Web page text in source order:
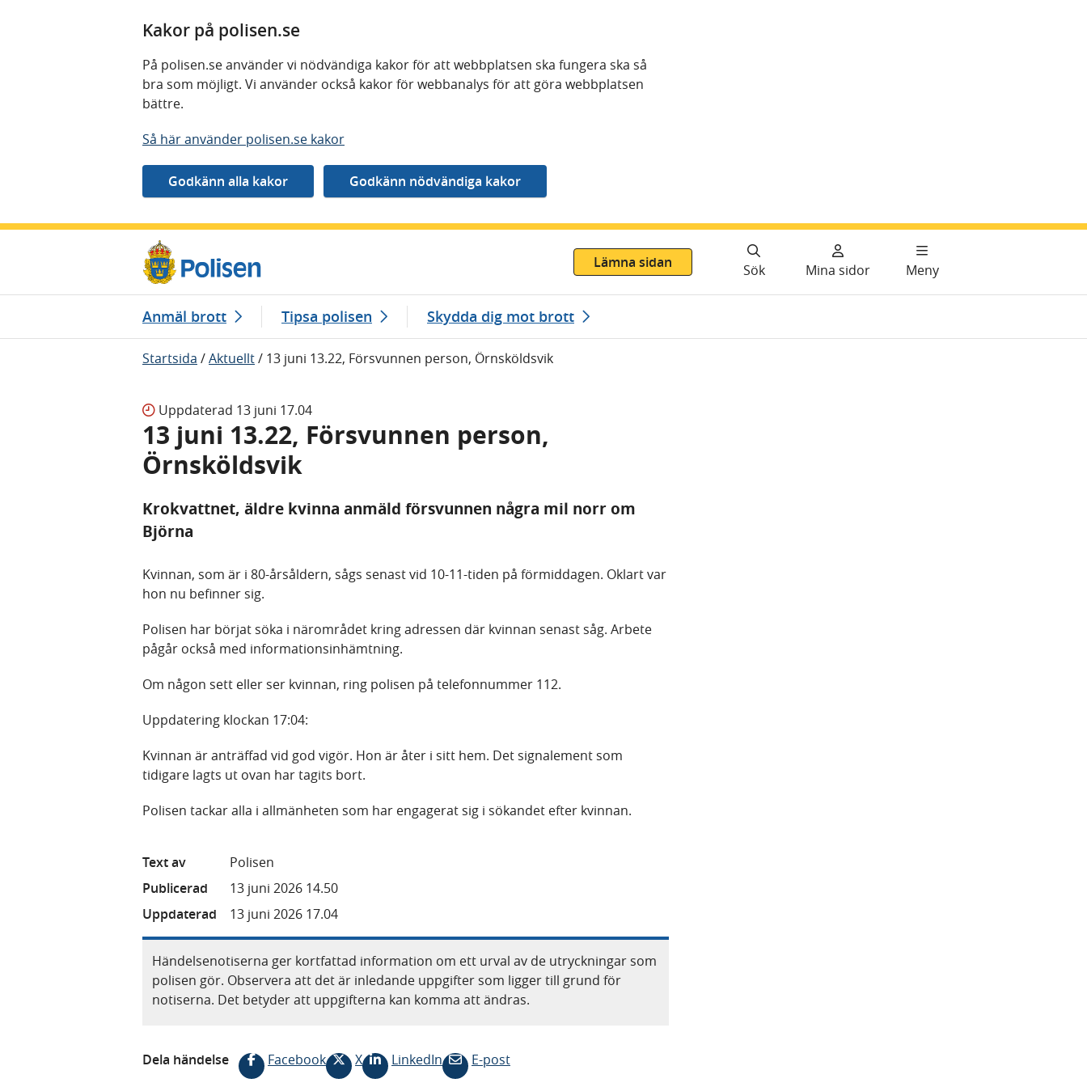
Kakor på polisen.se
På polisen.se använder vi nödvändiga kakor för att webbplatsen ska fungera ska så
bra som möjligt. Vi använder också kakor för webbanalys för att göra webbplatsen
bättre.
Så här använder polisen.se kakor
Lämna sidan
Sök Mina sidor Meny
Anmäl brott Tipsa polisen Skydda dig mot brott
Startsida /Aktuellt/ 13 juni 13.22, Försvunnen person, Örnsköldsvik
Uppdaterad 13 juni 17.04
13 juni 13.22, Försvunnen person,
Örnsköldsvik
Krokvattnet, äldre kvinna anmäld försvunnen några mil norr om
Björna
Kvinnan, som är i 80-årsåldern, sågs senast vid 10-11-tiden på förmiddagen. Oklart var
hon nu befinner sig.
Polisen har börjat söka i närområdet kring adressen där kvinnan senast såg. Arbete
pågår också med informationsinhämtning.
Om någon sett eller ser kvinnan, ring polisen på telefonnummer 112.
Uppdatering klockan 17:04:
Kvinnan är anträffad vid god vigör. Hon är åter i sitt hem. Det signalement som
tidigare lagts ut ovan har tagits bort.
Polisen tackar alla i allmänheten som har engagerat sig i sökandet efter kvinnan.
Text av
Polisen
Publicerad
13 juni 2026 14.50
Uppdaterad
13 juni 2026 17.04
Händelsenotiserna ger kortfattad information om ett urval av de utryckningar som
polisen gör. Observera att det är inledande uppgifter som ligger till grund för
notiserna. Det betyder att uppgifterna kan komma att ändras.
Dela händelse Facebook X LinkedIn E-post